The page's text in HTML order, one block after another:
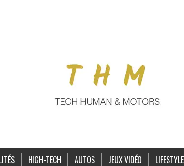
HIGH-TECH AUTOS JEUX VIDÉO LIFESTYLE